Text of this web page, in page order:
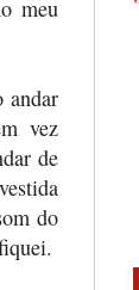
meu
andar
vez
de
do